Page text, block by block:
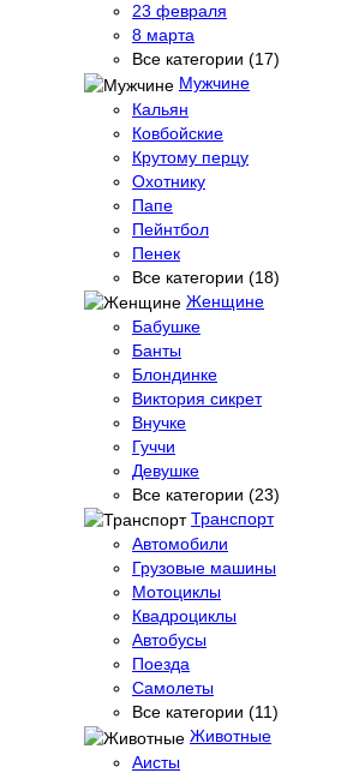
23 февраля
8 марта
Все категории (17)
Мужчине
Кальян
Ковбойские
Крутому перцу
Охотнику
Папе
Пейнтбол
Пенек
Все категории (18)
Женщине
Бабушке
Банты
Блондинке
Виктория сикрет
Внучке
Гуччи
Девушке
Все категории (23)
Транспорт
Автомобили
Грузовые машины
Мотоциклы
Квадроциклы
Автобусы
Поезда
Самолеты
Все категории (11)
Животные
Аисты